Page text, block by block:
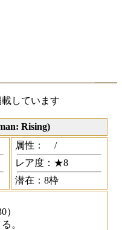
しています
Rising)
属性：
/
レア度：★8
潜在：8枠
）
。